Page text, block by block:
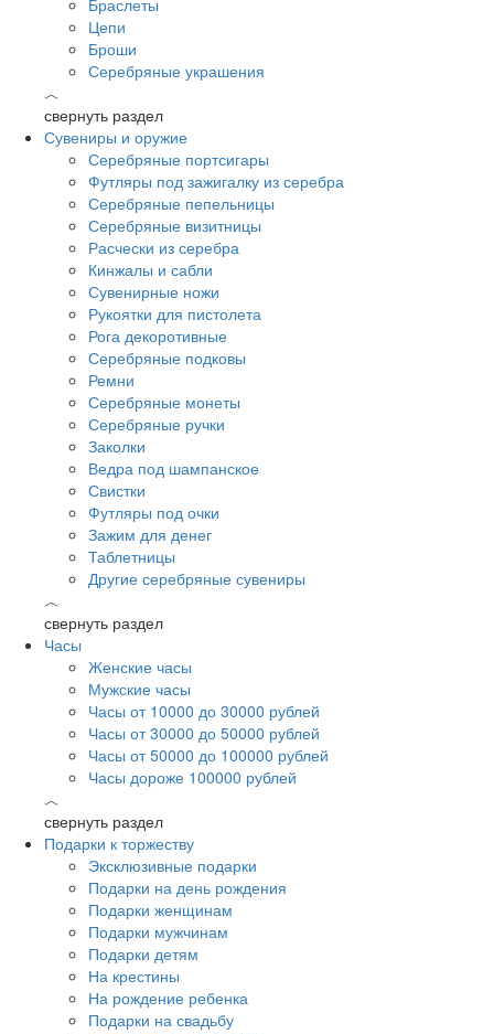
Браслеты
Цепи
Броши
Серебряные украшения
︿
свернуть раздел
Сувениры и оружие
Серебряные портсигары
Футляры под зажигалку из серебра
Серебряные пепельницы
Серебряные визитницы
Расчески из серебра
Кинжалы и сабли
Сувенирные ножи
Рукоятки для пистолета
Рога декоротивные
Серебряные подковы
Ремни
Серебряные монеты
Серебряные ручки
Заколки
Ведра под шампанское
Свистки
Футляры под очки
Зажим для денег
Таблетницы
Другие серебряные сувениры
︿
свернуть раздел
Часы
Женские часы
Мужские часы
Часы от 10000 до 30000 рублей
Часы от 30000 до 50000 рублей
Часы от 50000 до 100000 рублей
Часы дороже 100000 рублей
︿
свернуть раздел
Подарки к торжеству
Эксклюзивные подарки
Подарки на день рождения
Подарки женщинам
Подарки мужчинам
Подарки детям
На крестины
На рождение ребенка
Подарки на свадьбу